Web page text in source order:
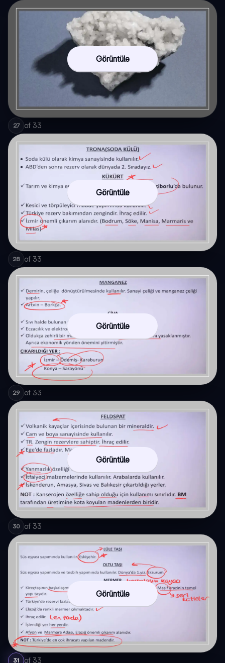
Görüntüle
27 of 33
Görüntüle
28 of 33
Görüntüle
29 of 33
Görüntüle
30 of 33
Görüntüle
31 of 33